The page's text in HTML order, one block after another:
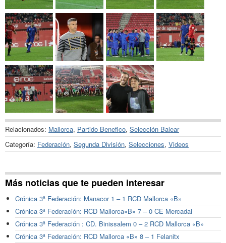
Relacionados: Mallorca, Partido Benefico, Selección Balear
Categoría: Federación, Segunda División, Selecciones, Videos
Más noticias que te pueden interesar
Crónica 3ª Federación: Manacor 1 – 1 RCD Mallorca «B»
Crónica 3ª Federación: RCD Mallorca»B» 7 – 0 CE Mercadal
Crónica 3ª Federación : CD. Binissalem 0 – 2 RCD Mallorca «B»
Crónica 3ª Federación: RCD Mallorca «B» 8 – 1 Felanitx